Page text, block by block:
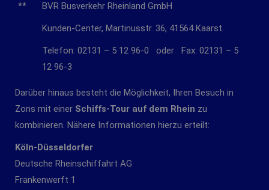
** BVR Busverkehr Rheinland GmbH
Kunden-Center, Martinusstr. 36, 41564 Kaarst
Telefon: 02131 – 5 12 96-0 oder Fax: 02131 – 5
12 96-3
Darüber hinaus besteht die Möglichkeit, Ihren Besuch in
Zons mit einer Schiffs-Tour auf dem Rhein zu
kombinieren. Nähere Informationen hierzu erteilt:
Köln-Düsseldorfer
Deutsche Rheinschiffahrt AG
Frankenwerft 1